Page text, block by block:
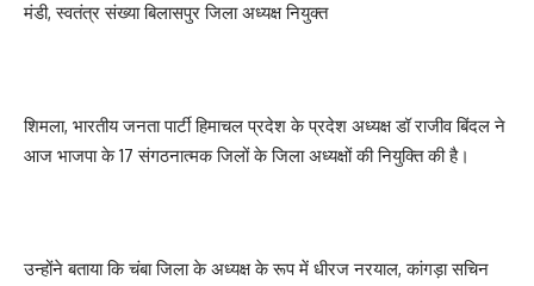
मंडी, स्वतंत्र संख्या बिलासपुर जिला अध्यक्ष नियुक्त
शिमला, भारतीय जनता पार्टी हिमाचल प्रदेश के प्रदेश अध्यक्ष डॉ राजीव बिंदल ने
आज भाजपा के 17 संगठनात्मक जिलों के जिला अध्यक्षों की नियुक्ति की है।
उन्होंने बताया कि चंबा जिला के अध्यक्ष के रूप में धीरज नरयाल, कांगड़ा सचिन